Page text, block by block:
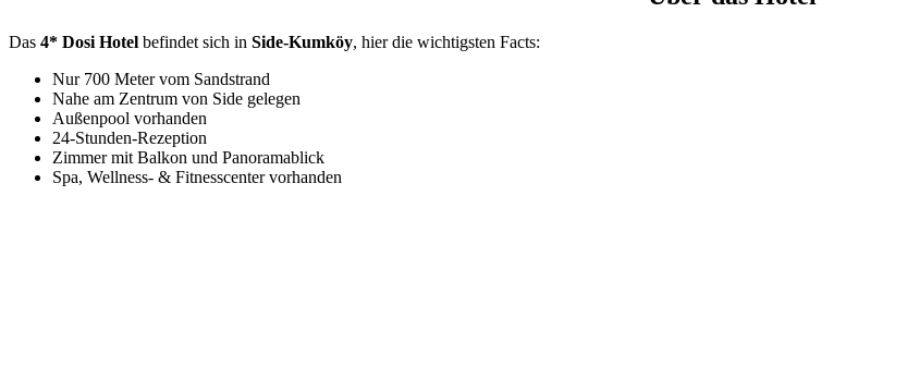
Das 4* Dosi Hotel befindet sich in Side-Kumköy, hier die wichtigsten Facts:
Nur 700 Meter vom Sandstrand
Nahe am Zentrum von Side gelegen
Außenpool vorhanden
24-Stunden-Rezeption
Zimmer mit Balkon und Panoramablick
Spa, Wellness- & Fitnesscenter vorhanden